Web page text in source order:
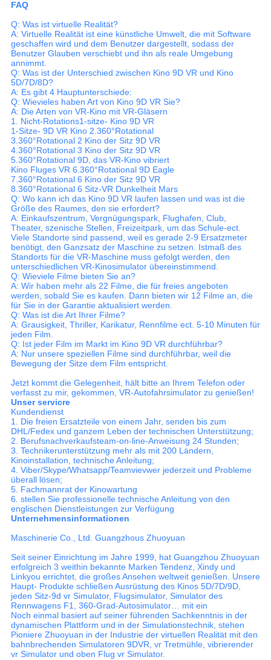
FAQ
Q: Was ist virtuelle Realität?
A: Virtuelle Realität ist eine künstliche Umwelt, die mit Software
geschaffen wird und dem Benutzer dargestellt, sodass der
Benutzer Glauben verschiebt und ihn als reale Umgebung
annimmt.
Q: Was ist der Unterschied zwischen Kino 9D VR und Kino
5D/7D/8D?
A: Es gibt 4 Hauptunterschiede:
Q: Wievieles haben Art von Kino 9D VR Sie?
A: Die Arten von VR-Kino mit VR-Gläsern
1. Nicht-Rotations1-sitze- Kino 9D VR
1-Sitze- 9D VR Kino 2.360°Rotational
3.360°Rotational 2 Kino der Sitz 9D VR
4.360°Rotational 3 Kino der Sitz 9D VR
5.360°Rotational 9D, das VR-Kino vibriert
Kino Fluges VR 6.360°Rotational 9D Eagle
7.360°Rotational 6 Kino der Sitz 9D VR
8.360°Rotational 6 Sitz-VR Dunkelheit Mars
Q: Wo kann ich das Kino 9D VR laufen lassen und was ist die
Größe des Raumes, den sie erfordert?
A: Einkaufszentrum, Vergnügungspark, Flughafen, Club,
Theater, szenische Stellen, Freizeitpark, um das Schule-ect.
Viele Standorte sind passend, weil es gerade 2-9 Ersatzmeter
benötigt, den Ganzsatz der Maschine zu setzen. Istmaß des
Standorts für die VR-Maschine muss gefolgt werden, den
unterschiedlichen VR-Kinosimulator übereinstimmend.
Q: Wieviele Filme bieten Sie an?
A: Wir haben mehr als 22 Filme, die für freies angeboten
werden, sobald Sie es kaufen. Dann bieten wir 12 Filme an, die
für Sie in der Garantie aktualisiert werden.
Q: Was ist die Art Ihrer Filme?
A: Grausigkeit, Thriller, Karikatur, Rennfilme ect. 5-10 Minuten für
jeden Film.
Q: Ist jeder Film im Markt im Kino 9D VR durchführbar?
A: Nur unsere speziellen Filme sind durchführbar, weil die
Bewegung der Sitze dem Film entspricht.
Jetzt kommt die Gelegenheit, hält bitte an Ihrem Telefon oder
verfasst zu mir, gekommen, VR-Autofahrsimulator zu genießen!
Unser servicre
Kundendienst
1. Die freien Ersatzteile von einem Jahr, senden bis zum
DHL/Fedex und ganzem Leben der technischen Unterstützung;
2. Berufsnachverkaufsteam-on-line-Anweisung 24 Stunden;
3. Technikerunterstützung mehr als mit 200 Ländern,
Kinoinstallation, technische Anleitung;
4. Viber/Skype/Whatsapp/Teamvievwer jederzeit und Probleme
überall lösen;
5. Fachmannrat der Kinowartung
6. stellen Sie professionelle technische Anleitung von den
englischen Dienstleistungen zur Verfügung
Unternehmensinformationen
Maschinerie Co., Ltd. Guangzhous Zhuoyuan
Seit seiner Einrichtung im Jahre 1999, hat Guangzhou Zhuoyuan
erfolgreich 3 weithin bekannte Marken Tendenz, Xindy und
Linkyou errichtet, die großes Ansehen weltweit genießen. Unsere
Haupt- Produkte schließen Ausrüstung des Kinos 5D/7D/9D,
jeden Sitz-9d vr Simulator, Flugsimulator, Simulator des
Rennwagens F1, 360-Grad-Autosimulator… mit ein
Noch einmal basiert auf seiner führenden Sachkenntnis in der
dynamischen Plattform und in der Simulationstechnik, stehen
Pioniere Zhuoyuan in der Industrie der virtuellen Realität mit den
bahnbrechenden Simulatoren 9DVR, vr Tretmühle, vibrierender
vr Simulator und oben Flug vr Simulator.